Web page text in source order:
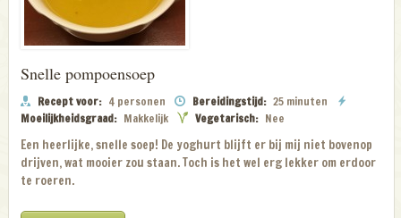
Snelle pompoensoep
Recept voor: 4 personen Bereidingstijd: 25 minuten
Moeilijkheidsgraad: Makkelijk Vegetarisch: Nee
Een heerlijke, snelle soep! De yoghurt blijft er bij mij niet bovenop
drijven, wat mooier zou staan. Toch is het wel erg lekker om erdoor
te roeren.